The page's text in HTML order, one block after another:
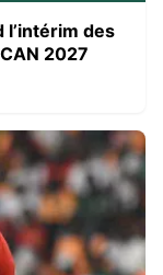
l’intérim des
2027